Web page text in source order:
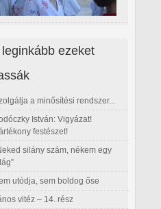
ezeket
a minősítési rendszer...
István: Vigyázat!
festészet!
silány szám, nékem egy
utódja, sem boldog őse
vitéz – 14. rész